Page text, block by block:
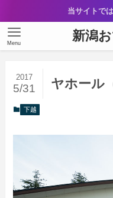
当サイトで
新潟
Menu
ヤホール
2017
5/31
下越